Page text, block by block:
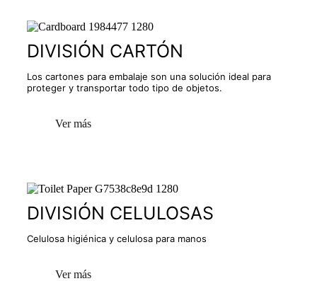
DIVISIÓN CARTÓN
Los cartones para embalaje son una solución ideal para
proteger y transportar todo tipo de objetos.
Ver más
DIVISIÓN CELULOSAS
Celulosa higiénica y celulosa para manos
Ver más